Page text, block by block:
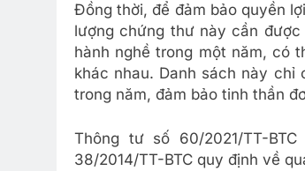
Đồng thời, để đảm bảo quyền
lượng chứng thư này cần
hành nghề trong một năm, có
khác nhau. Danh sách này chỉ
trong năm, đảm bảo tinh thần
Thông tư số 60/2021/TT-
38/2014/TT-BTC quy định về